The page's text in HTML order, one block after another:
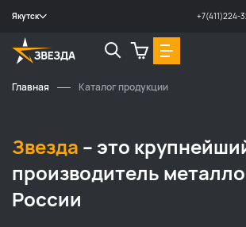
Якутск +7(411)224-
Главная Каталог продукции
Звезда – это
производитель
России